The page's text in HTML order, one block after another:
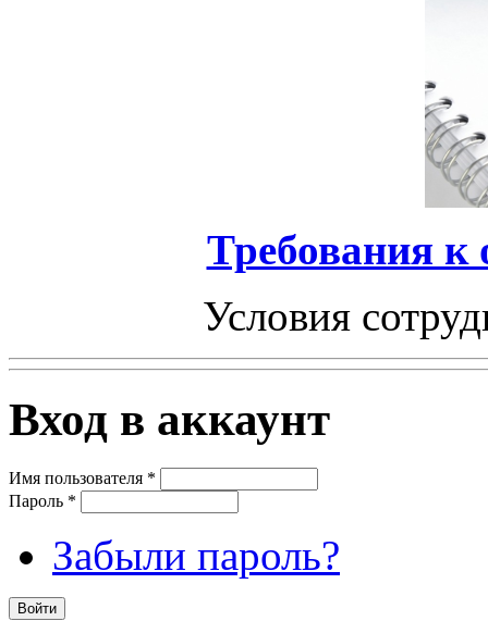
Требования к
Условия
Вход в аккаунт
Имя пользователя *
Пароль *
Забыли пароль?